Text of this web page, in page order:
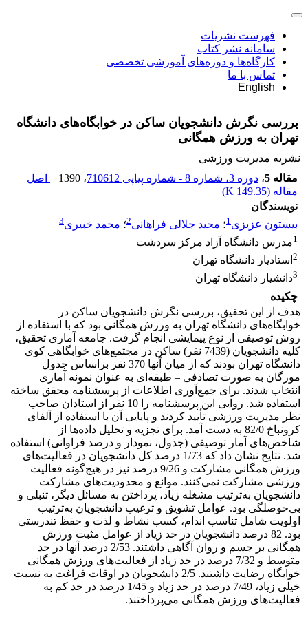
فهرست نشریات
سامانه نشر کتاب
کارگاه‌ها و دوره‌های آموزشی تخصصی
تماس با ما
English
بررسی نگرش دانشجویان ساکن در خوابگاه‌های دانشگاه
تهران به ورزش همگانی
نشریه مدیریت ورزشی
مقاله 5
، دوره 3، شماره 8 - شماره پیاپی 710612 ، 1390
اصل
مقاله (149.35 K
)
نویسندگان
بیستون عزیزی1؛ مجید جلالی فراهانی2؛ محمد خبیری3
1مدرس دانشگاه آزاد مرکز سردشت
2 استادیار دانشگاه تهران
3دانشیار دانشگاه تهران
چکیده
هدف از این تحقیق، بررسی نگرش دانشجویان ساکن در
خوابگاه‌های دانشگاه تهران به ورزش همگانی بود که با استفاده از
روش توصیفی از نوع پیمایشی انجام گرفت. جامعه آماری تحقیق،
کلیه دانشجویان (7439 نفر) ساکن در مجتمع‌های خوابگاهی کوی
دانشگاه تهران بودند که از میان آنها 370 نفر براساس جدول
مورگان به صورت تصادفی – طبقه‌ای به عنوان نمونه آماری
انتخاب شدند. برای جمع‌آوری اطلاعات از پرسشنامه محقق ساخته
استفاده شد. روایی این پرسشنامه را 10 نفر از استادان صاحب
نظر مدیریت ورزشی تأیید کردند و پایایی آن با استفاده از آلفای
کرونباخ 82/0 به دست آمد. برای تجزیه و تحلیل داده‌ها از
شاخص‌های آمار توصیفی (جدول، نمودار و درصد فراوانی) استفاده
شد. نتایج نشان داد که 1/73 درصد کل دانشجویان در فعالیت‌های
ورزش همگانی مشارکت و 9/26 درصد نیز در هیچ‌گونه فعالیت
ورزشی مشارکت نمی‌کنند. موانع و محدودیت‌های مشارکت
دانشجویان به‌ترتیب مشغله زیاد، پرداختن به مسائل دیگر، تنبلی و
بی‌حوصلگی بود. عوامل تشویق و ترغیب دانشجویان به‌ترتیب
اولویت شامل تناسب اندام، کسب نشاط و لذت و حفظ تندرستی
بود. 82 درصد دانشجویان در حد زیاد از عوامل مثبت ورزش
همگانی بر جسم و روان آگاهی داشتند. 2/53 درصد آنها در حد
متوسط و 7/32 درصد در حد زیاد از فعالیت‌های ورزش همگانی
خوابگاه رضایت داشتند. 2/5 دانشجویان در اوقات فراغت به نسبت
خیلی زیاد، 7/49 درصد در حد زیاد و 1/45 درصد در حد کم به
فعالیت‌های ورزش همگانی می‌پرداختند.